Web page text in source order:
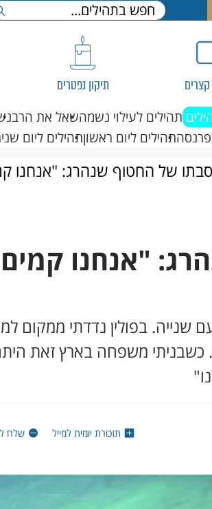
תיקון נפטרים
תהילים לעילוי נשמהשאל את הרב
תהילים ליום ראשוןתהילים ליום שני
סבתו של החטוף שנהרג: "אנחנו
"אנחנו קמים
בפולין נדדתי ממקום
כשבניתי משפחה בארץ זאת
תזכורת יומית למייל שלח